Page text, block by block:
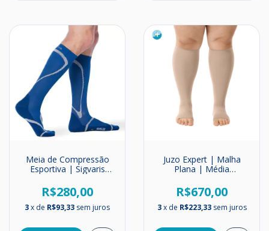
Meia de Compressão
Esportiva | Sigvaris
mmHg
R$280,00
3x de R$93,33 sem juros
Juzo Expert | Malha
Plana | Média
Panturrilha | 20-30
mmHg
R$670,00
3 x de R$223,33 sem juros